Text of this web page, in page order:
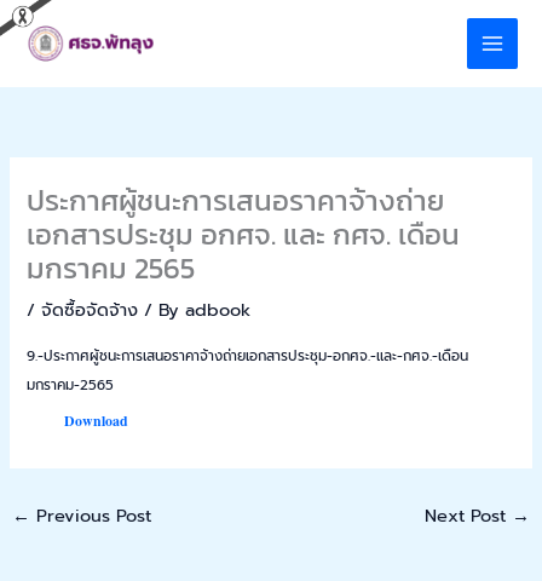
Skip
to
ประกาศผู้ชนะการเสนอราคาจ้างถ่าย
เอกสารประชุม อกศจ. และ กศจ. เดือน
มกราคม 2565
/จัดซื้อจัดจ้าง / Byadbook
9.-ประกาศผู้ชนะการเสนอราคาจ้างถ่ายเอกสารประชุม-อกศจ.-และ-กศจ.-เดือน
มกราคม-2565
Download
← Previous Post Next Post →